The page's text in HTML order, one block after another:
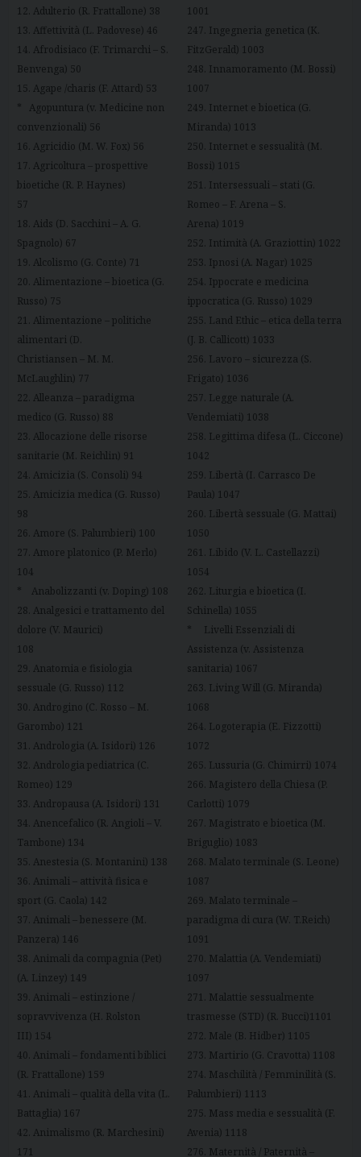
12. Adulterio (R. Frattallone) 38
13. Affettività (L. Padovese) 46
14. Afrodisiaco (F. Trimarchi – S.
Benvenga) 50
15. Agape /charis (F. Attard) 53
* Agopuntura (v. Medicine non
convenzionali) 56
16. Agricidio (M. W. Fox) 56
17. Agricoltura – prospettive
bioetiche (R. P. Haynes)
57
18. Aids (D. Sacchini – A. G.
Spagnolo) 67
19. Alcolismo (G. Conte) 71
20. Alimentazione – bioetica (G.
Russo) 75
21. Alimentazione – politiche
alimentari (D.
Christiansen – M. M.
McLaughlin) 77
22. Alleanza – paradigma
medico (G. Russo) 88
23. Allocazione delle risorse
sanitarie (M. Reichlin) 91
24. Amicizia (S. Consoli) 94
25. Amicizia medica (G. Russo)
98
26. Amore (S. Palumbieri) 100
27. Amore platonico (P. Merlo)
104
* Anabolizzanti (v. Doping) 108
28. Analgesici e trattamento del
dolore (V. Maurici)
108
29. Anatomia e fisiologia
sessuale (G. Russo) 112
30. Androgino (C. Rosso – M.
Garombo) 121
31. Andrologia (A. Isidori) 126
32. Andrologia pediatrica (C.
Romeo) 129
33. Andropausa (A. Isidori) 131
34. Anencefalico (R. Angioli – V.
Tambone) 134
35. Anestesia (S. Montanini) 138
36. Animali – attività fisica e
sport (G. Caola) 142
37. Animali – benessere (M.
Panzera) 146
38. Animali da compagnia (Pet)
(A. Linzey) 149
39. Animali – estinzione /
sopravvivenza (H. Rolston
III) 154
40. Animali – fondamenti biblici
(R. Frattallone) 159
41. Animali – qualità della vita (L.
Battaglia) 167
42. Animalismo (R. Marchesini)
171
1001
247. Ingegneria genetica (K.
FitzGerald) 1003
248. Innamoramento (M. Bossi)
1007
249. Internet e bioetica (G.
Miranda) 1013
250. Internet e sessualità (M.
Bossi) 1015
251. Intersessuali – stati (G.
Romeo – F. Arena – S.
Arena) 1019
252. Intimità (A. Graziottin) 1022
253. Ipnosi (A. Nagar) 1025
254. Ippocrate e medicina
ippocratica (G. Russo) 1029
255. Land Ethic – etica della terra
(J. B. Callicott) 1033
256. Lavoro – sicurezza (S.
Frigato) 1036
257. Legge naturale (A.
Vendemiati) 1038
258. Legittima difesa (L. Ciccone)
1042
259. Libertà (I. Carrasco De
Paula) 1047
260. Libertà sessuale (G. Mattai)
1050
261. Libido (V. L. Castellazzi)
1054
262. Liturgia e bioetica (I.
Schinella) 1055
* Livelli Essenziali di
Assistenza (v. Assistenza
sanitaria) 1067
263. Living Will (G. Miranda)
1068
264. Logoterapia (E. Fizzotti)
1072
265. Lussuria (G. Chimirri) 1074
266. Magistero della Chiesa (P.
Carlotti) 1079
267. Magistrato e bioetica (M.
Briguglio) 1083
268. Malato terminale (S. Leone)
1087
269. Malato terminale –
paradigma di cura (W. T.Reich)
1091
270. Malattia (A. Vendemiati)
1097
271. Malattie sessualmente
trasmesse (STD) (R. Bucci)1101
272. Male (B. Hidber) 1105
273. Martirio (G. Cravotta) 1108
274. Maschilità / Femminilità (S.
Palumbieri) 1113
275. Mass media e sessualità (F.
Avenia) 1118
276. Maternità / Paternità –